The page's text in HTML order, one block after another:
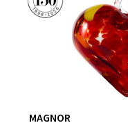
MAGNOR
2 i butikk